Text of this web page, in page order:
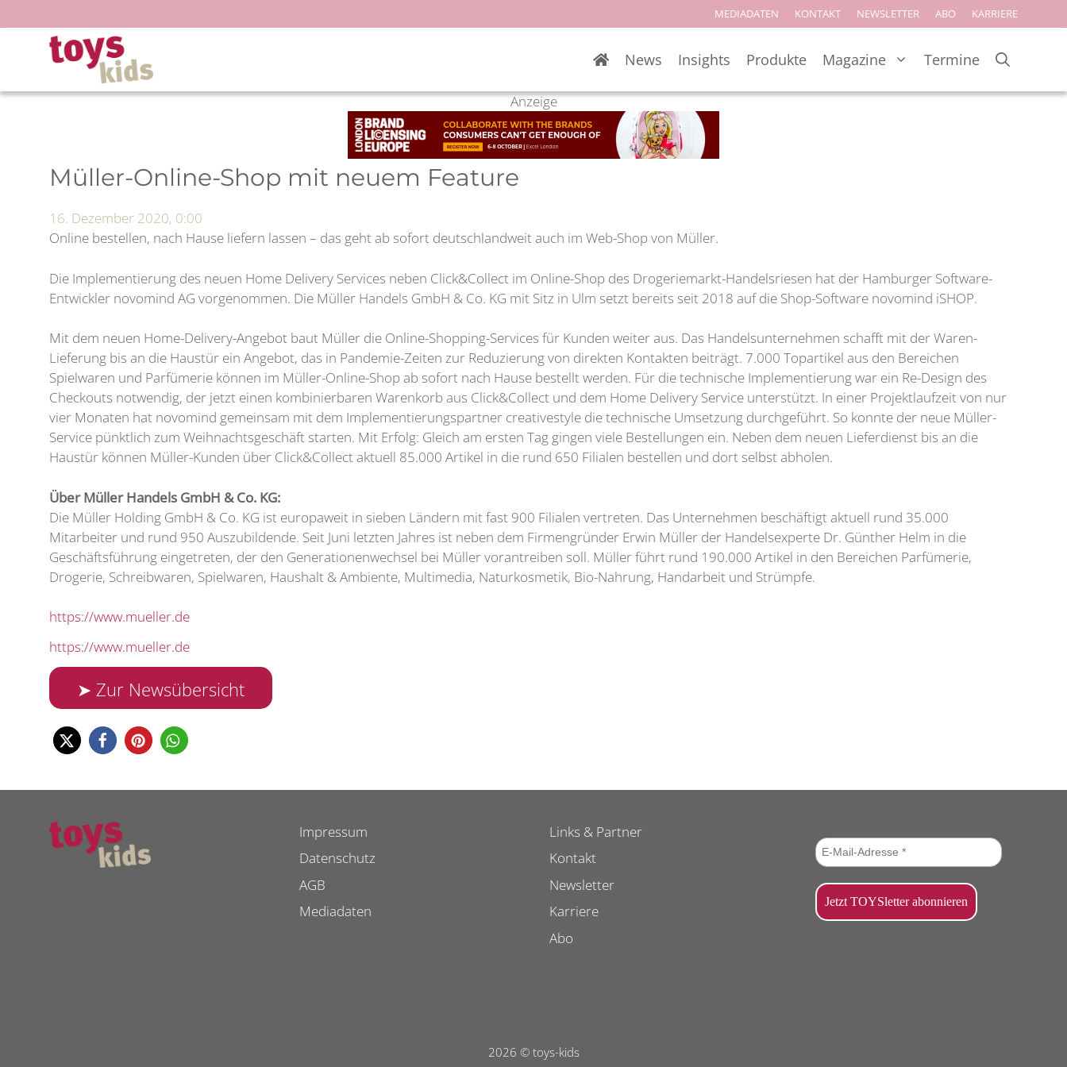
Inhalt
springen
MEDIADATEN KONTAKT NEWSLETTER ABO KARRIERE
News Insights Produkte Magazine Termine
Anzeige
Müller-Online-Shop mit neuem Feature
16. Dezember 2020, 0:00
Online bestellen, nach Hause liefern lassen – das geht ab sofort deutschlandweit auch im Web-Shop von Müller.
Die Implementierung des neuen Home Delivery Services neben Click&Collect im Online-Shop des Drogeriemarkt-Handelsriesen hat der Hamburger Software-
Entwickler novomind AG vorgenommen. Die Müller Handels GmbH & Co. KG mit Sitz in Ulm setzt bereits seit 2018 auf die Shop-Software novomind iSHOP.
Mit dem neuen Home-Delivery-Angebot baut Müller die Online-Shopping-Services für Kunden weiter aus. Das Handelsunternehmen schafft mit der Waren-
Lieferung bis an die Haustür ein Angebot, das in Pandemie-Zeiten zur Reduzierung von direkten Kontakten beiträgt. 7.000 Topartikel aus den Bereichen
Spielwaren und Parfümerie können im Müller-Online-Shop ab sofort nach Hause bestellt werden. Für die technische Implementierung war ein Re-Design des
Checkouts notwendig, der jetzt einen kombinierbaren Warenkorb aus Click&Collect und dem Home Delivery Service unterstützt. In einer Projektlaufzeit von nur
vier Monaten hat novomind gemeinsam mit dem Implementierungspartner creativestyle die technische Umsetzung durchgeführt. So konnte der neue Müller-
Service pünktlich zum Weihnachtsgeschäft starten. Mit Erfolg: Gleich am ersten Tag gingen viele Bestellungen ein. Neben dem neuen Lieferdienst bis an die
Haustür können Müller-Kunden über Click&Collect aktuell 85.000 Artikel in die rund 650 Filialen bestellen und dort selbst abholen.
Über Müller Handels GmbH & Co. KG:
Die Müller Holding GmbH & Co. KG ist europaweit in sieben Ländern mit fast 900 Filialen vertreten. Das Unternehmen beschäftigt aktuell rund 35.000
Mitarbeiter und rund 950 Auszubildende. Seit Juni letzten Jahres ist neben dem Firmengründer Erwin Müller der Handelsexperte Dr. Günther Helm in die
Geschäftsführung eingetreten, der den Generationenwechsel bei Müller vorantreiben soll. Müller führt rund 190.000 Artikel in den Bereichen Parfümerie,
Drogerie, Schreibwaren, Spielwaren, Haushalt & Ambiente, Multimedia, Naturkosmetik, Bio-Nahrung, Handarbeit und Strümpfe.
https://www.mueller.de
https://www.mueller.de
➤ Zur Newsübersicht
Impressum
Datenschutz
AGB
Mediadaten
Links & Partner
Kontakt
Newsletter
Karriere
Abo
2026 © toys-kids